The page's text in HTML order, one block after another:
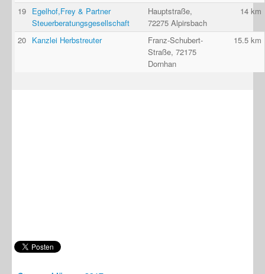
19 Egelhof,Frey & Partner
Steuerberatungsgesellschaft
Hauptstraße,
72275 Alpirsbach
14 km
20 Kanzlei Herbstreuter
Franz-Schubert-
Straße, 72175
Dornhan
15.5 km